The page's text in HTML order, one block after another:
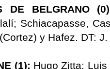
DE BELGRANO
Schiacapasse,
y Hafez. DT:
(1): Hugo Zitta;